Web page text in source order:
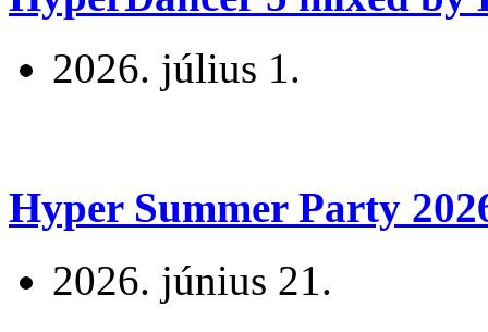
2026. július 1.
Hyper Summer Party
2026. június 21.